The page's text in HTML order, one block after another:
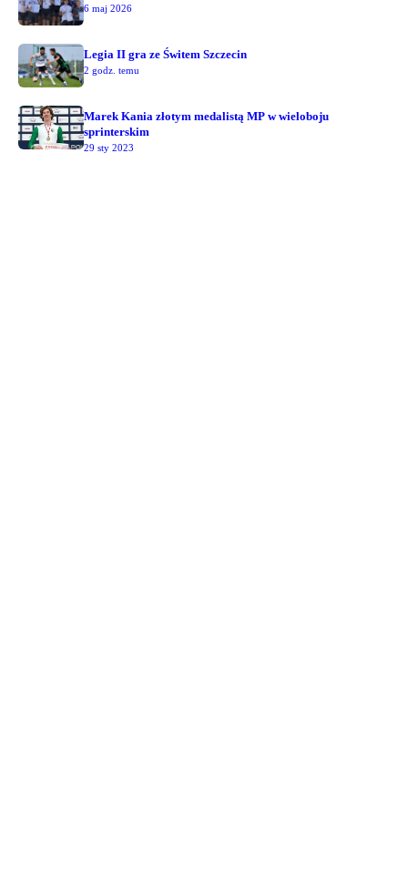
6 maj 2026
Legia II gra ze Świtem Szczecin
2 godz. temu
Marek Kania złotym medalistą MP w wieloboju
sprinterskim
29 sty 2023